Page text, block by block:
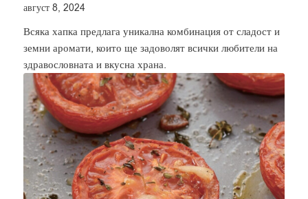
август 8, 2024
Всяка хапка предлага уникална комбинация от сладост и
земни аромати, които ще задоволят всички любители на
здравословната и вкусна храна.